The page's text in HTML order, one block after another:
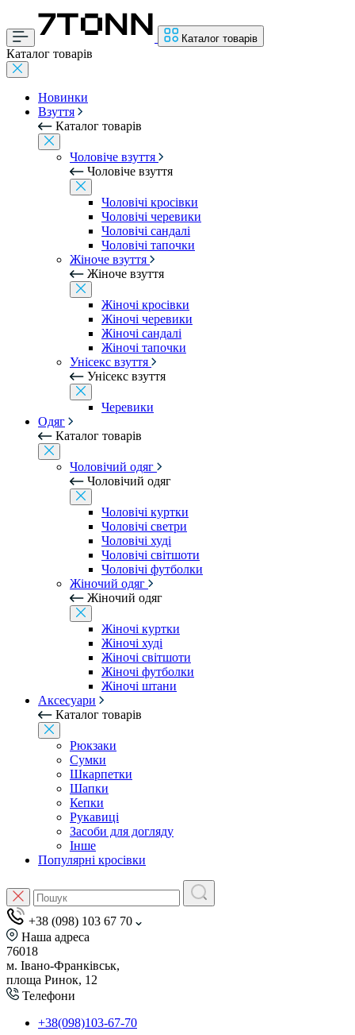
Каталог товарів
Каталог товарів
Новинки
Взуття
Каталог товарів
Чоловіче взуття
Чоловіче взуття
Чоловічі кросівки
Чоловічі черевики
Чоловічі сандалі
Чоловічі тапочки
Жіноче взуття
Жіноче взуття
Жіночі кросівки
Жіночі черевики
Жіночі сандалі
Жіночі тапочки
Унісекс взуття
Унісекс взуття
Черевики
Одяг
Каталог товарів
Чоловічий одяг
Чоловічий одяг
Чоловічі куртки
Чоловічі светри
Чоловічі худі
Чоловічі світшоти
Чоловічі футболки
Жіночий одяг
Жіночий одяг
Жіночі куртки
Жіночі худі
Жіночі світшоти
Жіночі футболки
Жіночі штани
Аксесуари
Каталог товарів
Рюкзаки
Сумки
Шкарпетки
Шапки
Кепки
Рукавиці
Засоби для догляду
Інше
Популярні кросівки
+38 (098) 103 67 70
Наша адреса
76018
м. Івано-Франківськ,
площа Ринок, 12
Телефони
+38(098)103-67-70